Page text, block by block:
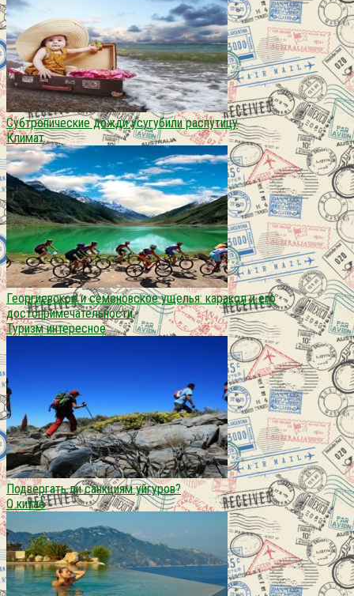
Субтропические дожди усугубили распутицу
Климат
Георгиевское и семеновское ущелья: каракол и его
достопримечательности
Туризм интересное
Подвергать ли санкциям уйгуров?
О китае